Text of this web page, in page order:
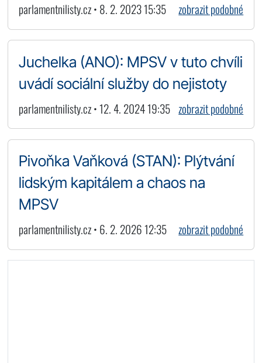
parlamentnilisty.cz • 8. 2. 2023 15:35 zobrazit podobné
Juchelka (ANO): MPSV v tuto chvíli
uvádí sociální služby do nejistoty
parlamentnilisty.cz • 12. 4. 2024 19:35 zobrazit podobné
Pivoňka Vaňková (STAN): Plýtvání
lidským kapitálem a chaos na
MPSV
parlamentnilisty.cz • 6. 2. 2026 12:35 zobrazit podobné